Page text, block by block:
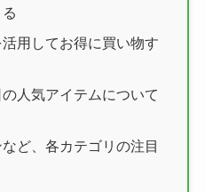
用してお得に買い物す
の人気アイテムについて
ど、各カテゴリの注目